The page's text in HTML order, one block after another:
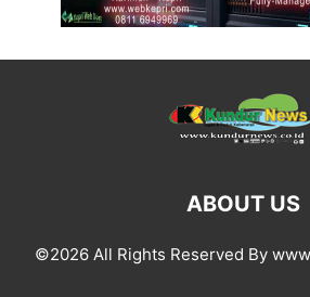
ABOUT US
©2026 All Rights Reserved By